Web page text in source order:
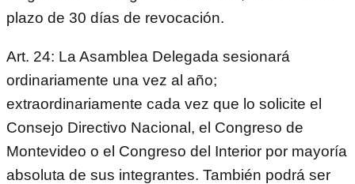
plazo de 30 días de revocación.
Art. 24: La Asamblea Delegada sesionará
ordinariamente una vez al año;
extraordinariamente cada vez que lo solicite el
Consejo Directivo Nacional, el Congreso de
Montevideo o el Congreso del Interior por mayoría
absoluta de sus integrantes. También podrá ser